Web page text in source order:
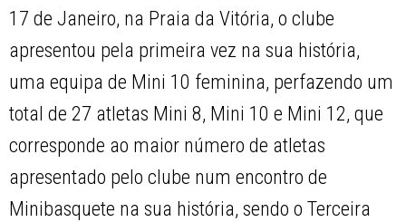
17 de Janeiro, na Praia da Vitória, o clube
apresentou pela primeira vez na sua história,
uma equipa de Mini 10 feminina, perfazendo um
total de 27 atletas Mini 8, Mini 10 e Mini 12, que
corresponde ao maior número de atletas
apresentado pelo clube num encontro de
Minibasquete na sua história, sendo o Terceira